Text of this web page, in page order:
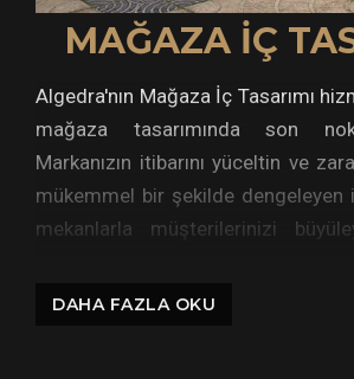
MAĞAZA İÇ
Algedra'nın Mağaza İç Tasarımı
mağaza tasarımında son
Markanızın itibarını yüceltin ve
mükemmel bir şekilde dengeleyen
mekanlarla müşterilerinizi
sürükleyici perakende
DAHA FAZLA OKU